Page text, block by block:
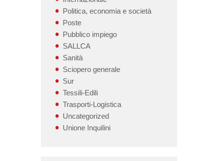
Politica, economia e società
Poste
Pubblico impiego
SALLCA
Sanità
Sciopero generale
Sur
Tessili-Edili
Trasporti-Logistica
Uncategorized
Unione Inquilini